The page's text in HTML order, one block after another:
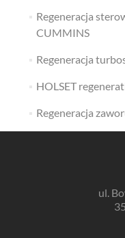
Regeneracja
CUMMINS
Regeneracja
HOLSET
Regeneracja
ul.